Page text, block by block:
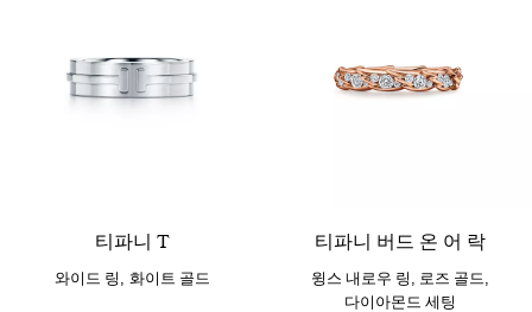
티파니 T
와이드 링, 화이트 골드
티파니 버드 온 어 락
윙스 내로우 링, 로즈 골드,
다이아몬드 세팅